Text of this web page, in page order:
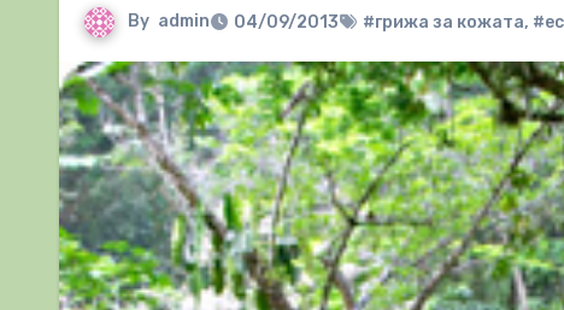
By admin 04/09/2013 #грижа за кожата,